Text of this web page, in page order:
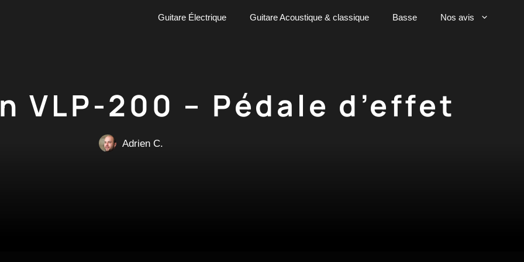
Guitare Électrique Guitare Acoustique & classique Basse Nos avis
VLP-200 – Pédale d’effet
Adrien C.